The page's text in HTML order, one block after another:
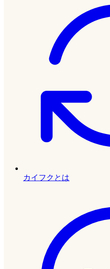
カイフクとは